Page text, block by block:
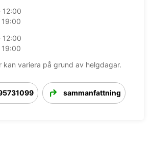
kan variera på grund av helgdagar.
sammanfattning